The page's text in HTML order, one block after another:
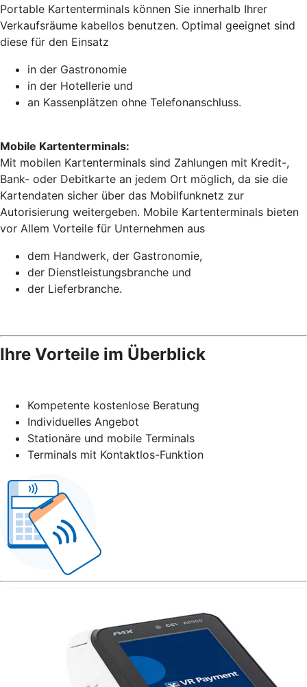
Portable Kartenterminals können Sie innerhalb Ihrer
Verkaufsräume kabellos benutzen. Optimal geeignet sind
diese für den Einsatz
in der Gastronomie
in der Hotellerie und
an Kassenplätzen ohne Telefonanschluss.
Mobile Kartenterminals:
Mit mobilen Kartenterminals sind Zahlungen mit Kredit-,
Bank- oder Debitkarte an jedem Ort möglich, da sie die
Kartendaten sicher über das Mobilfunknetz zur
Autorisierung weitergeben. Mobile Kartenterminals bieten
vor Allem Vorteile für Unternehmen aus
dem Handwerk, der Gastronomie,
der Dienstleistungsbranche und
der Lieferbranche.
Ihre Vorteile im Überblick
Kompetente kostenlose Beratung
Individuelles Angebot
Stationäre und mobile Terminals
Terminals mit Kontaktlos-Funktion